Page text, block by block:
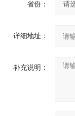
省份：
详细地址：
补充说明：